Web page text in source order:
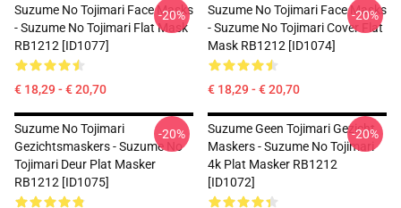
Suzume No Tojimari Face Masks
- Suzume No Tojimari Flat Mask
RB1212 [ID1077]
€ 18,29 - € 20,70
-20%
Suzume No Tojimari Face Masks
- Suzume No Tojimari Cover Flat
Mask RB1212 [ID1074]
€ 18,29 - € 20,70
-20%
Suzume No Tojimari
Gezichtsmaskers - Suzume No
Tojimari Deur Plat Masker
RB1212 [ID1075]
-20%
Suzume Geen Tojimari Gezicht
Maskers - Suzume No Tojimari
4k Plat Masker RB1212
[ID1072]
-20%